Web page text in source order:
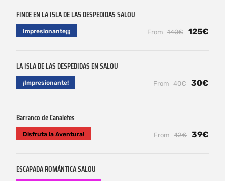
FINDE EN LA ISLA DE LAS DESPEDIDAS SALOU
Impresionante¡¡¡ From 140€ 125€
LA ISLA DE LAS DESPEDIDAS EN SALOU
¡Impresionante! From 40€ 30€
Barranco de Canaletes
Disfruta la Aventura! From 42€ 39€
ESCAPADA ROMÁNTICA SALOU